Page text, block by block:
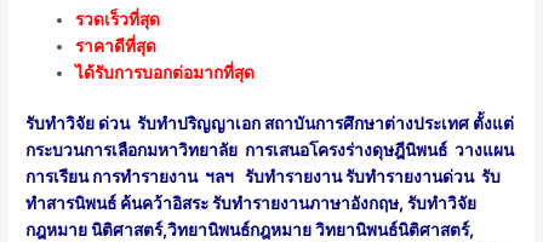
รวดเร็วที่สุด
ราคาดีที่สุด
ได้รับการบอกต่อมากที่สุด
รับทำวิจัย ด่วน รับทำปริญญาเอก สถาบันการศึกษาต่างประเทศ ตั้งแต่
กระบวนการเลือกมหาวิทยาลัย การเสนอโครงร่างดุษฎีนิพนธ์ วางแผน
การเรียน การทำรายงาน ฯลฯ รับทำรายงาน รับทำรายงานด่วน รับ
ทำสารนิพนธ์ ค้นคว้าอิสระ รับทำรายงานภาษาอังกฤษ, รับทำวิจัย
กฎหมาย นิติศาสตร์,วิทยานิพนธ์กฎหมายวิทยานิพนธ์นิติศาสตร์,